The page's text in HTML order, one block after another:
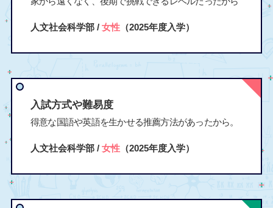
人文社会科学部 / 女性（2025年度入学）
入試方式や難易度
得意な国語や英語を生かせる推薦方法があったから。
人文社会科学部 / 女性（2025年度入学）